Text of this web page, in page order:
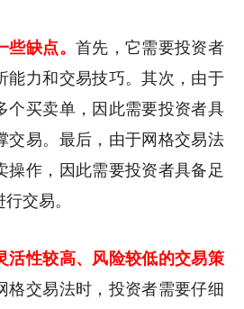
缺点。 首先，它需要投资者
能力和交易技巧。其次，由于
个买卖单，因此需要投资者具
交易。最后，由于网格交易法
操作，因此需要投资者具备足
交易。
活性较高、风险较低的交易策
格交易法时，投资者需要仔细